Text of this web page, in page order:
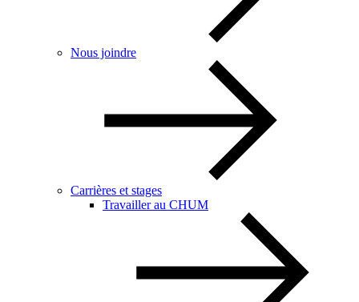
Nous joindre
Carrières et stages
Travailler au CHUM